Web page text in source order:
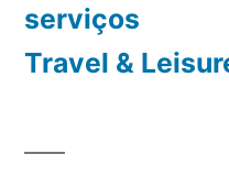
serviços
Travel &